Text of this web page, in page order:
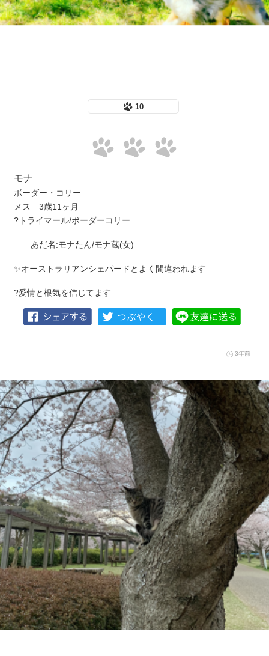
10
モナ
ボーダー・コリー
メス 3歳11ヶ月
?トライマール/ボーダーコリー
あだ名:モナたん/モナ蔵(女)
✨オーストラリアンシェパードとよく間違われます
?愛情と根気を信じてます
3年前